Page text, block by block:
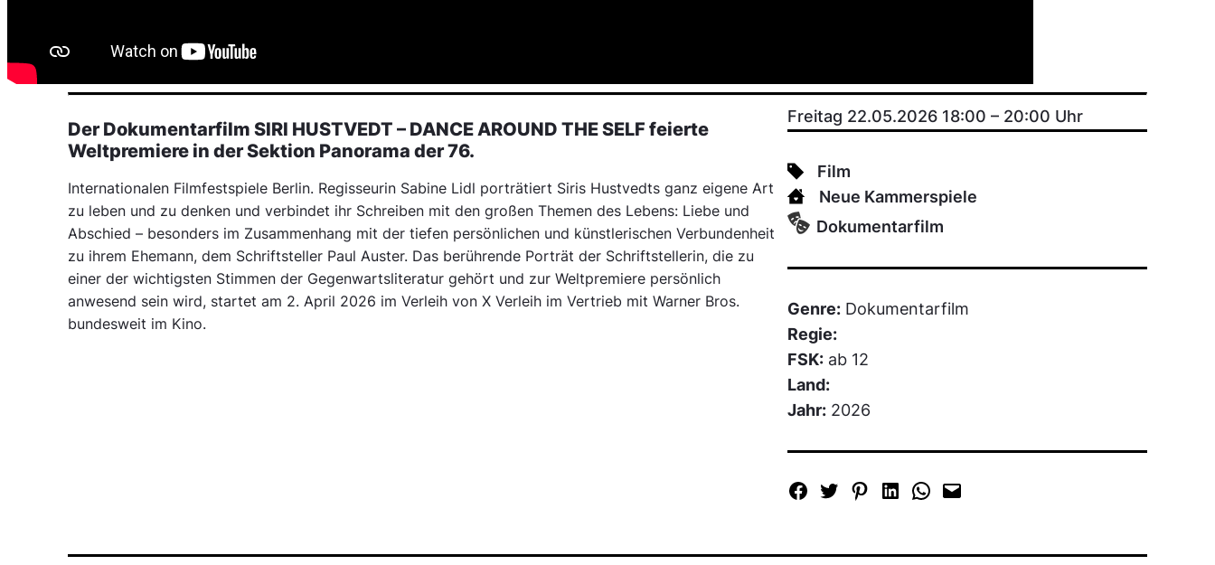
Der Dokumentarfilm SIRI HUSTVEDT – DANCE AROUND THE SELF feierte
Weltpremiere in der Sektion Panorama der 76.
Internationalen Filmfestspiele Berlin. Regisseurin Sabine Lidl porträtiert Siris Hustvedts ganz eigene Art
zu leben und zu denken und verbindet ihr Schreiben mit den großen Themen des Lebens: Liebe und
Abschied – besonders im Zusammenhang mit der tiefen persönlichen und künstlerischen Verbundenheit
zu ihrem Ehemann, dem Schriftsteller Paul Auster. Das berührende Porträt der Schriftstellerin, die zu
einer der wichtigsten Stimmen der Gegenwartsliteratur gehört und zur Weltpremiere persönlich
anwesend sein wird, startet am 2. April 2026 im Verleih von X Verleih im Vertrieb mit Warner Bros.
bundesweit im Kino.
Freitag 22.05.2026 18:00 – 20:00 Uhr
Film
Neue Kammerspiele
Dokumentarfilm
Genre:Dokumentarfilm
Regie:
FSK:ab 12
Land:
Jahr:2026